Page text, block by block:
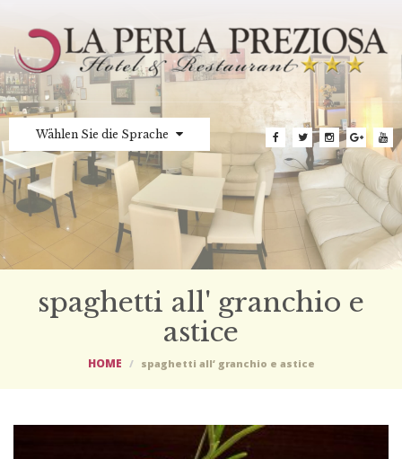
Wählen Sie die Sprache
spaghetti all' granchio e
astice
HOME spaghetti all‘ granchio e astice